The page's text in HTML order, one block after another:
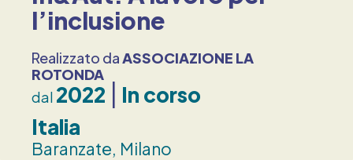
l’inclusione
Realizzato daASSOCIAZIONE LA
ROTONDA
dal 2022
In corso
Italia
Baranzate Milano